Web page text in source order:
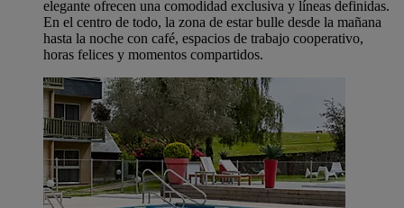
elegante ofrecen una comodidad exclusiva y líneas definidas.
En el centro de todo, la zona de estar bulle desde la mañana
hasta la noche con café, espacios de trabajo cooperativo,
horas felices y momentos compartidos.